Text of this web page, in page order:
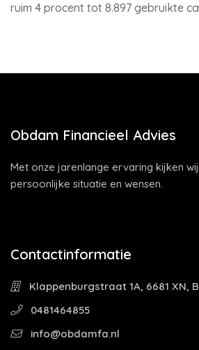
ruim 4 procent tot 8.897 gebruikte
Obdam Financieel Advies
Met onze jarenlange ervaring kijken
persoonlijke situatie en wensen.
Contactinformatie
Klappenburgstraat 1A, 6681 XN,
0481464855
info@obdamfa.nl